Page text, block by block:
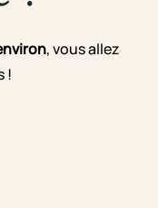
, vous allez
!